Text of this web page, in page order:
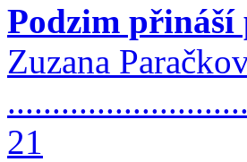
Podzim
Zuzana
21